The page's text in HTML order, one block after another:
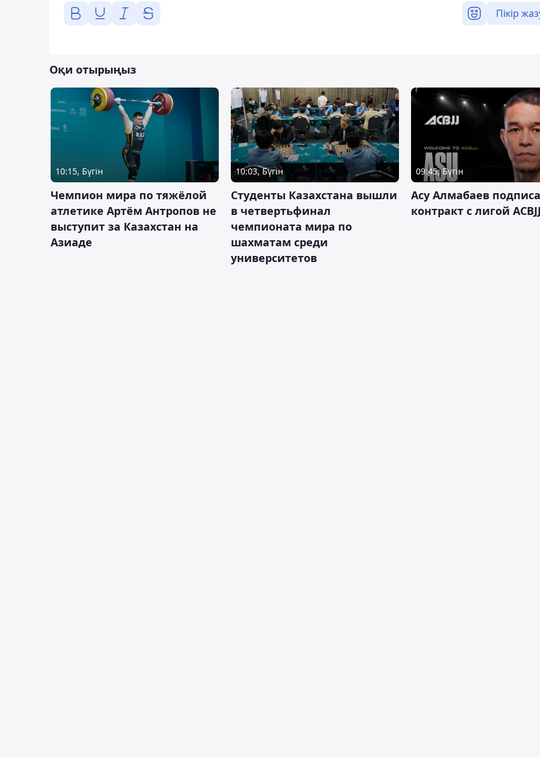
Пікір
Оқи отырыңыз
10:15, Бүгін
Чемпион мира по тяжёлой
атлетике Артём Антропов не
выступит за Казахстан на
Азиаде
10:03, Бүгін
Студенты Казахстана вышли
в четвертьфинал
чемпионата мира по
шахматам среди
университетов
09:45, Бүгін
Асу Алмабаев
контракт с лигой